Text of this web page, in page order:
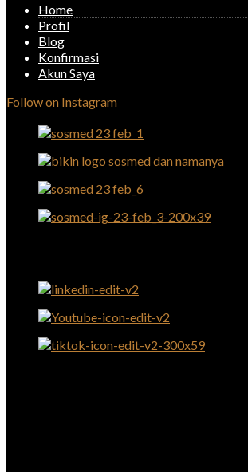
Home
Profil
Blog
Konfirmasi
Akun Saya
Follow on Instagram